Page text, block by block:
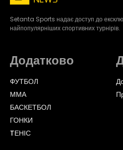
Setanta Sports надає доступ до
найпопулярніших спортивних турнірів.
Додатково
ФУТБОЛ
ММА
БАСКЕТБОЛ
ГОНКИ
TЕНІС